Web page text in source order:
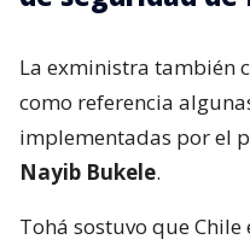
La exministra también
como referencia
implementadas por el
Nayib Bukele.
Tohá sostuvo que